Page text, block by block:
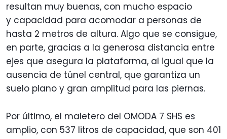
resultan muy buenas, con mucho espacio
y capacidad para acomodar a personas de
hasta 2 metros de altura. Algo que se consigue,
en parte, gracias a la generosa distancia entre
ejes que asegura la plataforma, al igual que la
ausencia de túnel central, que garantiza un
suelo plano y gran amplitud para las piernas.
Por último, el maletero del OMODA 7 SHS es
amplio, con 537 litros de capacidad, que son 401